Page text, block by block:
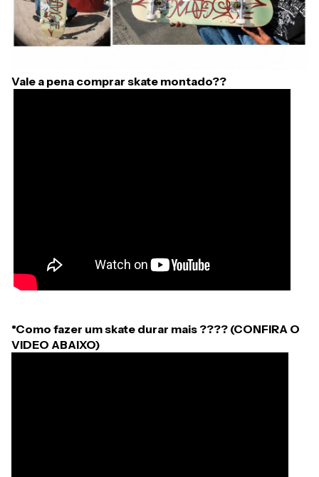
Vale a pena comprar skate montado??
*Como fazer um skate durar mais ???? (CONFIRA O
VIDEO ABAIXO)